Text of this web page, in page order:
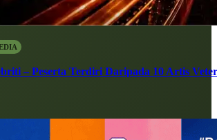
– Peserta Terdiri Daripada 10 Artis